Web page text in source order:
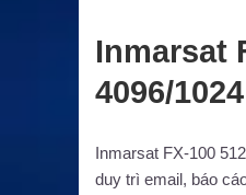
Inmarsat
4096/
Inmarsat FX-100
duy trì email, báo